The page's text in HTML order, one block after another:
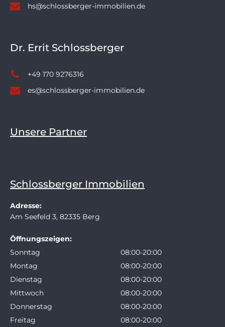
hs@schlossberger-immobilien.de
Dr. Errit Schlossberger
+49 170 9276316
es@schlossberger-immobilien.de
Unsere Partner
Schlossberger Immobilien
Adresse:
Am Seefeld 3, 82335 Berg
Öffnungszeigen:
Sonntag
08:00-20:00
Montag
08:00-20:00
Dienstag
08:00-20:00
Mittwoch
08:00-20:00
Donnerstag
08:00-20:00
Freitag
08:00-20:00